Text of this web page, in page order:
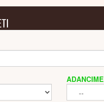
ADANCIME